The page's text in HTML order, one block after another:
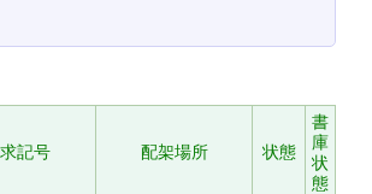
記号 配架場所 状態
書
庫
状
態